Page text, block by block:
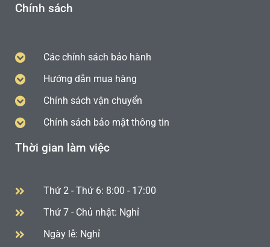
Chính sách
Các chính sách bảo hành
Hướng dẫn mua hàng
Chính sách vận chuyển
Chính sách bảo mật thông tin
Thời gian làm việc
Thứ 2 - Thứ 6: 8:00 - 17:00
Thứ 7 - Chủ nhật: Nghỉ
Ngày lễ: Nghỉ